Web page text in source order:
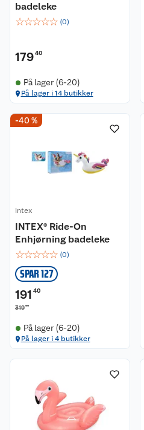
badeleke
☆☆☆☆☆ (0)
17940
På lager (6-20)
På lager i 14 butikker
-40 %
Intex
INTEX® Ride-On
Enhjørning badeleke
☆☆☆☆☆ (0)
SPAR 127
191 40
31900
På lager (6-20)
På lager i 4 butikker